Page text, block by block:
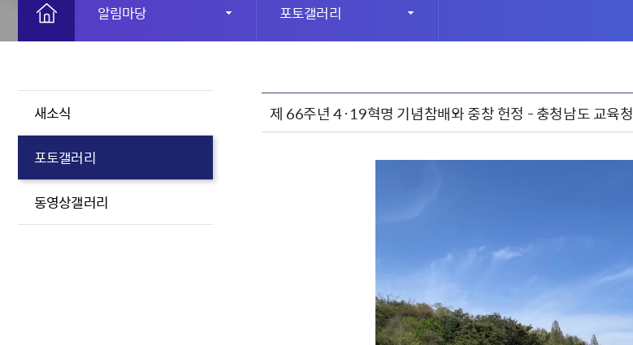
알림마당 포토갤러리
새소식
포토갤러리
동영상갤러리
제 66주년 4·19혁명 기념참배와 중창 헌정 - 충청남도 교육청